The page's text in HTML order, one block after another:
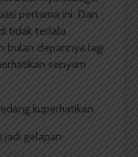
pertama ini. Dan
tidak terlalu
bulan depannya lagi
senyum
kuperhatikan.
jadi gelapan.